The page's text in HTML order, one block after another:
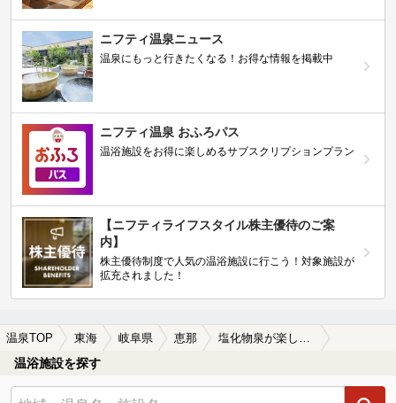
ニフティ温泉ニュース
温泉にもっと行きたくなる！お得な情報を掲載中
ニフティ温泉 おふろパス
温浴施設をお得に楽しめるサブスクリプションプラン
【ニフティライフスタイル株主優待のご案
内】
株主優待制度で人気の温浴施設に行こう！対象施設が
拡充されました！
温泉TOP 東海 岐阜県 恵那 塩化物泉が楽しめる恵那の温泉、日帰り温泉、スーパー銭湯おすすめ
温浴施設を探す